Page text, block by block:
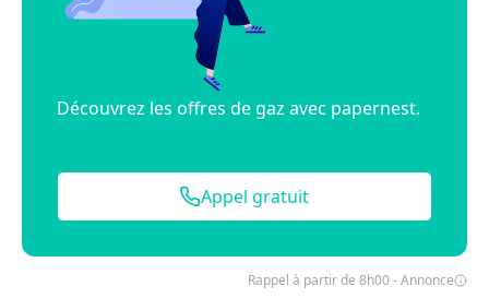
Découvrez les offres de gaz avec papernest.
Appel gratuit
Rappel à partir de 8h00 - Annonce